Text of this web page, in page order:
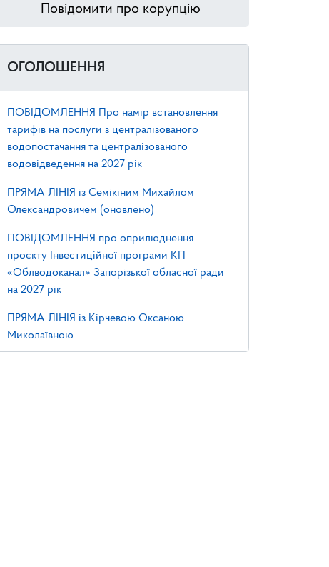
Повідомити про корупцію
ОГОЛОШЕННЯ
ПОВІДОМЛЕННЯ Про намір встановлення
тарифів на послуги з централізованого
водопостачання та централізованого
водовідведення на 2027 рік
ПРЯМА ЛІНІЯ із Семікіним Михайлом
Олександровичем (оновлено)
ПОВІДОМЛЕННЯ про оприлюднення
проєкту Інвестиційної програми КП
«Облводоканал» Запорізької обласної ради
на 2027 рік
ПРЯМА ЛІНІЯ із Кірчевою Оксаною
Миколаївною